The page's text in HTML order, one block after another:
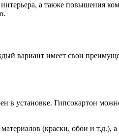
а также повышения
вариант имеет свои
установке. Гипсокартон
(краски, обои и т.д.),